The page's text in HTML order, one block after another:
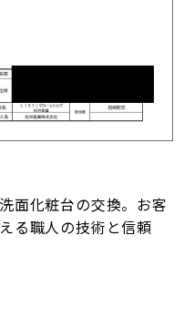
面化粧台の交換。お客
る職人の技術と信頼